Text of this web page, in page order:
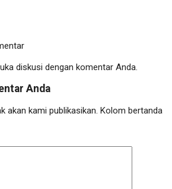
diskusi dengan komentar Anda.
Anda
akan kami publikasikan. Kolom bertanda